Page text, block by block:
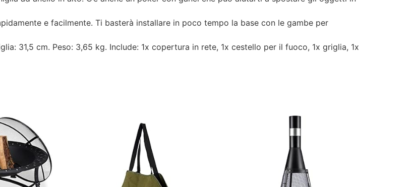
e facilmente. Ti basterà installare in poco tempo la base con le gambe per
31,5 cm. Peso: 3,65 kg. Include: 1x copertura in rete, 1x cestello per il fuoco, 1x griglia, 1x